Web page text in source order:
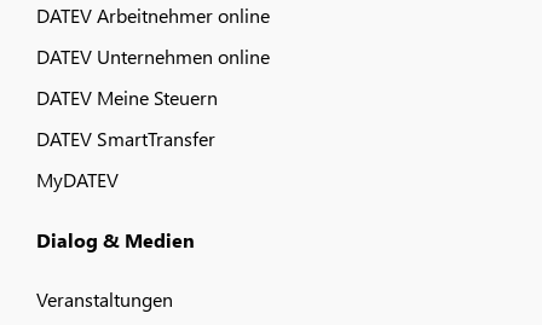
DATEV Arbeitnehmer online
DATEV Unternehmen online
DATEV Meine Steuern
DATEV SmartTransfer
MyDATEV
Dialog & Medien
Veranstaltungen